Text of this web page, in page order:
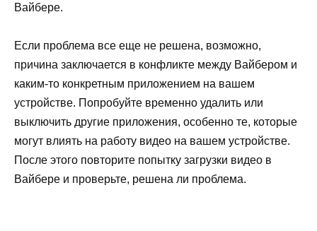
Вайбере.
Если проблема все еще не решена, возможно,
причина заключается в конфликте между Вайбером и
каким-то конкретным приложением на вашем
устройстве. Попробуйте временно удалить или
выключить другие приложения, особенно те, которые
могут влиять на работу видео на вашем устройстве.
После этого повторите попытку загрузки видео в
Вайбере и проверьте, решена ли проблема.